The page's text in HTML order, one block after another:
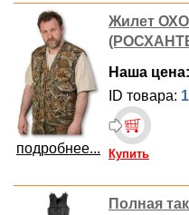
подробнее...
Жилет
Наша цена:
ID товара:
Купить
Полная